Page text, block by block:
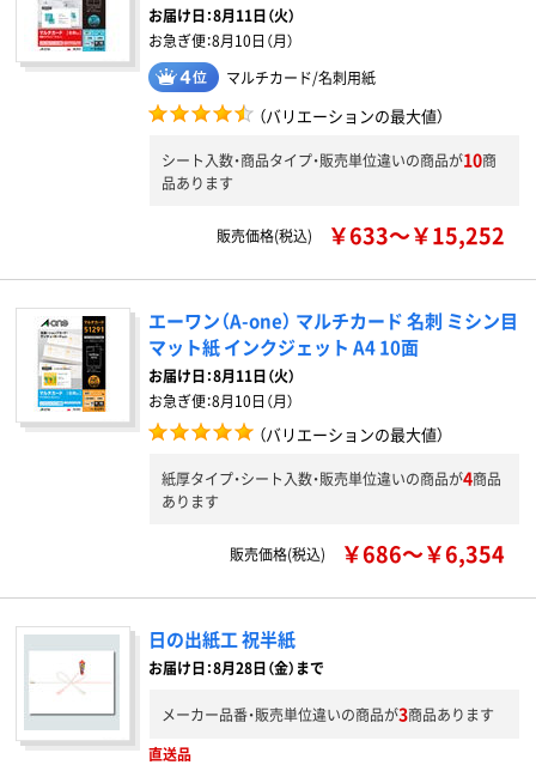
お届け日：8月11日（火）
お急ぎ便：8月10日（月）
マルチカード/名刺用紙
（バリエーションの最大値）
シート入数・商品タイプ・販売単位違いの商品が10商
品あります
販売価格(税込) ￥633～￥15,252
エーワン（A-one） マルチカード 名刺 ミシン目
マット紙 インクジェット A4 10面
お届け日：8月11日（火）
お急ぎ便：8月10日（月）
（バリエーションの最大値）
紙厚タイプ・シート入数・販売単位違いの商品が4商品
あります
販売価格(税込) ￥686～￥6,354
日の出紙工 祝半紙
お届け日：8月28日（金）まで
メーカー品番・販売単位違いの商品が3商品あります
直送品